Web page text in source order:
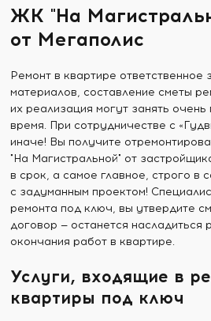
ЖК "На
от Мегаполис
Ремонт в квартире ответственное
материалов, составление сметы
их реализация могут занять
время. При сотрудничестве с
иначе! Вы получите
"На Магистральной" от
в срок, а самое главное, строго в
с задуманным проектом!
ремонта под ключ, вы утвердите
договор — останется насладиться
окончания работ в квартире.
Услуги, входящие в
квартиры под ключ